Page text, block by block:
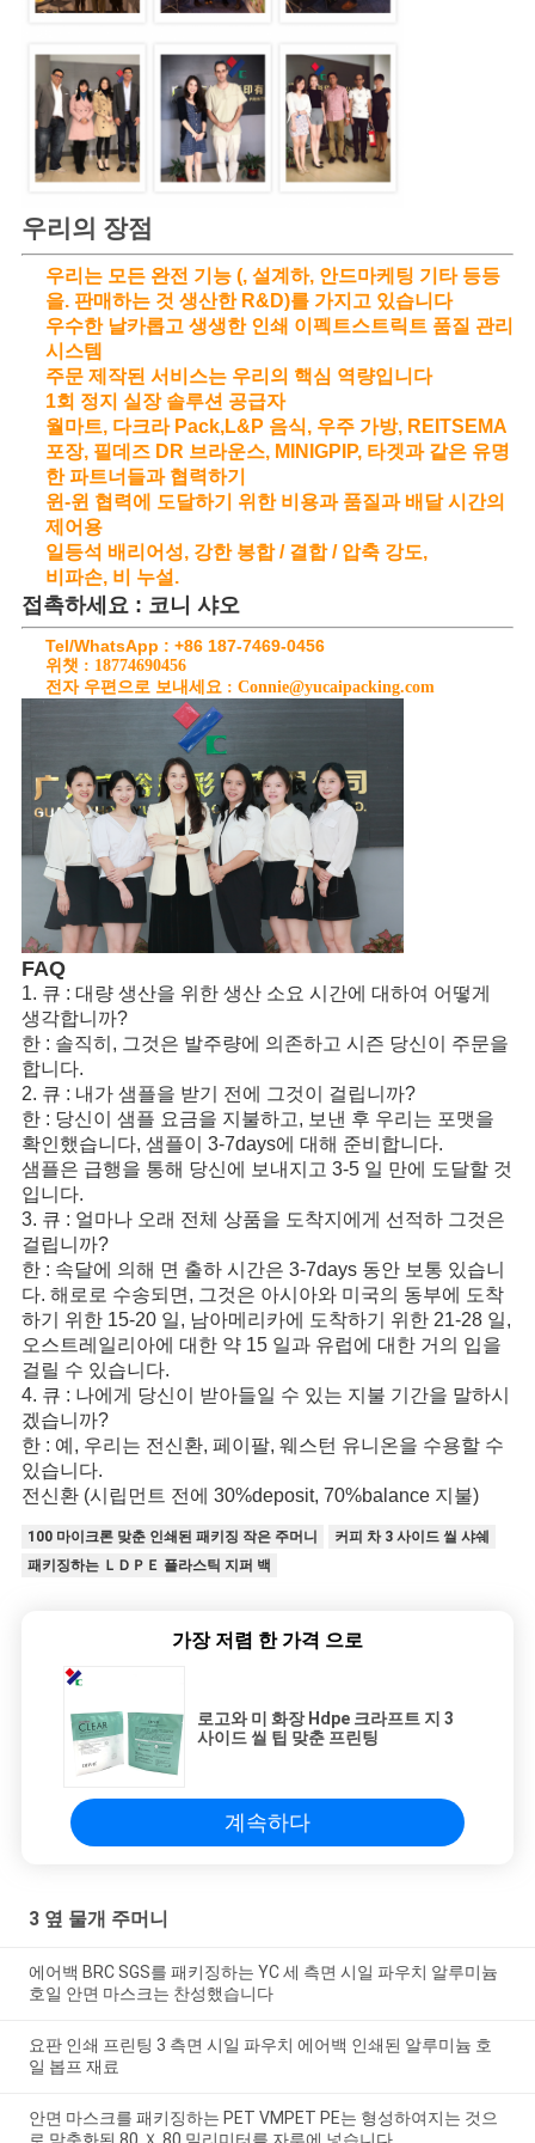
우리의 장점
우리는 모든 완전 기능 (, 설계하, 안드마케팅 기타 등등
을. 판매하는 것 생산한 R&D)를 가지고 있습니다
우수한 날카롭고 생생한 인쇄 이펙트스트릭트 품질 관리
시스템
주문 제작된 서비스는 우리의 핵심 역량입니다
1회 정지 실장 솔루션 공급자
월마트, 다크라 Pack,L&P 음식, 우주 가방, REITSEMA
포장, 필데즈 DR 브라운스, MINIGPIP, 타겟과 같은 유명
한 파트너들과 협력하기
윈-윈 협력에 도달하기 위한 비용과 품질과 배달 시간의
제어용
일등석 배리어성, 강한 봉합 / 결합 / 압축 강도,
비파손, 비 누설.
접촉하세요 : 코니 샤오
Tel/WhatsApp : +86 187-7469-0456
위챗 : 18774690456
전자 우편으로 보내세요 : Connie@yucaipacking.com
FAQ
1. 큐 : 대량 생산을 위한 생산 소요 시간에 대하여 어떻게
생각합니까?
한 : 솔직히, 그것은 발주량에 의존하고 시즌 당신이 주문을
합니다.
2. 큐 : 내가 샘플을 받기 전에 그것이 걸립니까?
한 : 당신이 샘플 요금을 지불하고, 보낸 후 우리는 포맷을
확인했습니다, 샘플이 3-7days에 대해 준비합니다.
샘플은 급행을 통해 당신에 보내지고 3-5 일 만에 도달할 것
입니다.
3. 큐 : 얼마나 오래 전체 상품을 도착지에게 선적하 그것은
걸립니까?
한 : 속달에 의해 면 출하 시간은 3-7days 동안 보통 있습니
다. 해로로 수송되면, 그것은 아시아와 미국의 동부에 도착
하기 위한 15-20 일, 남아메리카에 도착하기 위한 21-28 일,
오스트레일리아에 대한 약 15 일과 유럽에 대한 거의 입을
걸릴 수 있습니다.
4. 큐 : 나에게 당신이 받아들일 수 있는 지불 기간을 말하시
겠습니까?
한 : 예, 우리는 전신환, 페이팔, 웨스턴 유니온을 수용할 수
있습니다.
전신환 (시립먼트 전에 30%deposit, 70%balance 지불)
100 마이크론 맞춘 인쇄된 패키징 작은 주머니
커피 차 3 사이드 씰 샤쉐
패키징하는 ＬＤＰＥ 플라스틱 지퍼 백
가장 저렴 한 가격 으로
로고와 미 화장 Hdpe 크라프트 지 3
사이드 씰 팁 맞춘 프린팅
계속하다
3 옆 물개 주머니
에어백 BRC SGS를 패키징하는 YC 세 측면 시일 파우치 알루미늄
호일 안면 마스크는 찬성했습니다
요판 인쇄 프린팅 3 측면 시일 파우치 에어백 인쇄된 알루미늄 호
일 봅프 재료
안면 마스크를 패키징하는 PET VMPET PE는 형성하여지는 것으
로 맞춤화된 80 Ｘ 80 밀리미터를 자루에 넣습니다